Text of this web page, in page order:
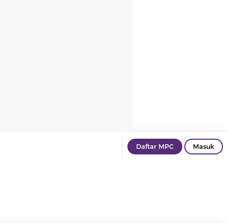
Daftar MPC Masuk